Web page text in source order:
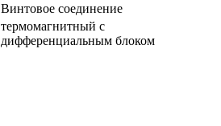
Винтовое соединение
термомагнитный с
дифференциальным блоком